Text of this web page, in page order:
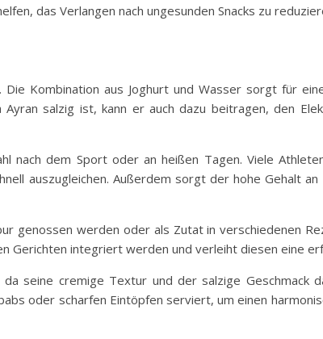
das Verlangen nach ungesunden Snacks zu
Kombination aus Joghurt und Wasser sorgt für
salzig ist, kann er auch dazu beitragen, den
nach dem Sport oder an heißen Tagen. Viele
auszugleichen. Außerdem sorgt der hohe Gehalt
genossen werden oder als Zutat in verschiedenen
Gerichten integriert werden und verleiht diesen eine
seine cremige Textur und der salzige Geschmack
oder scharfen Eintöpfen serviert, um einen